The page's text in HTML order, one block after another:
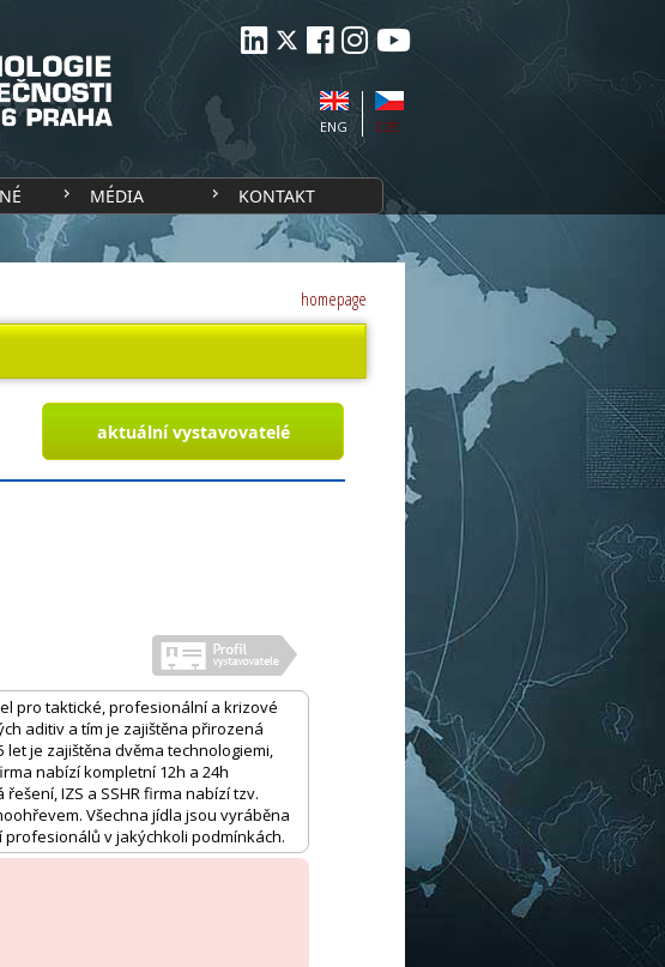
CZE
ENG
MÉDIA KONTAKT
homepage
aktuální vystavovatelé
pro taktické, profesionální a krizové
aditiv a tím je zajištěna přirozená
je zajištěna dvěma technologiemi,
nabízí kompletní 12h a 24h
IZS a SSHR firma nabízí tzv.
Všechna jídla jsou vyráběna
v jakýchkoli podmínkách.